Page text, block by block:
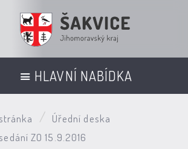
HLAVNÍ NABÍDKA
Úřední deska
ZO 15.9.2016